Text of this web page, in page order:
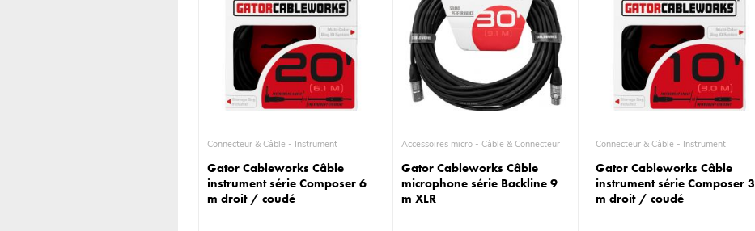
Connecteur & Câble - Instrument
Gator Cableworks Câble
instrument série Composer 6
m droit / coudé
Accessoires micro - Câble & Connecteur
Gator Cableworks Câble
microphone série Backline 9
m XLR
Connecteur & Câble - Instrument
Gator Cableworks Câble
instrument série Composer 3
m droit / coudé